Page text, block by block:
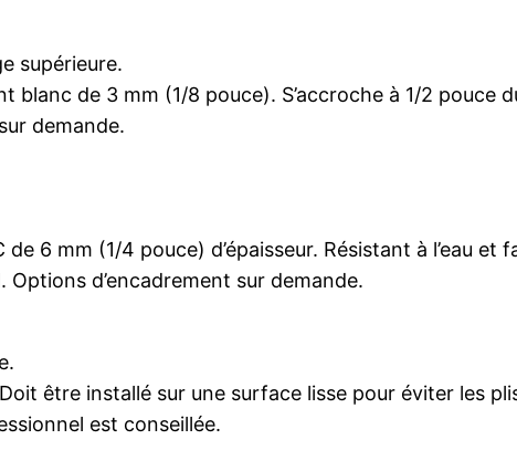
supérieure.
blanc de 3 mm (1/8 pouce). S’accroche à 1/2 pouce
demande.
6 mm (1/4 pouce) d’épaisseur. Résistant à l’eau et
d’encadrement sur demande.
être installé sur une surface lisse pour éviter les
est conseillée.